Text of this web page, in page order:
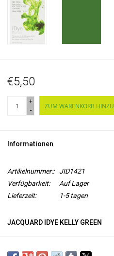
€5,50
+
-
ZUM WARENKORB
Informationen
Artikelnummer::
JID1421
Verfügbarkeit:
Auf Lager
Lieferzeit:
1-5 tagen
JACQUARD IDYE KELLY GREEN
Naturtextilien, wie Seide, Leinen,